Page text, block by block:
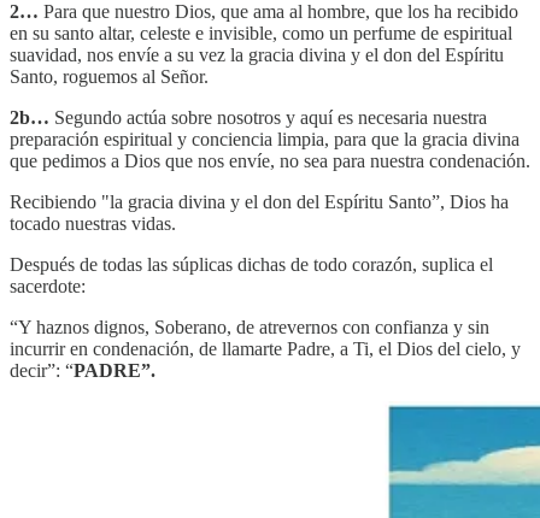
2… Para que nuestro Dios, que ama al hombre, que los ha recibido
en su santo altar, celeste e invisible, como un perfume de espiritual
suavidad, nos envíe a su vez la gracia divina y el don del Espíritu
Santo, roguemos al Señor.
2b… Segundo actúa sobre nosotros y aquí es necesaria nuestra
preparación espiritual y conciencia limpia, para que la gracia divina
que pedimos a Dios que nos envíe, no sea para nuestra condenación.
Recibiendo "la gracia divina y el don del Espíritu Santo”, Dios ha
tocado nuestras vidas.
Después de todas las súplicas dichas de todo corazón, suplica el
sacerdote:
“Y haznos dignos, Soberano, de atrevernos con confianza y sin
incurrir en condenación, de llamarte Padre, a Ti, el Dios del cielo, y
decir”: “PADRE”.